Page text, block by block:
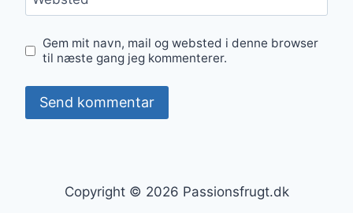
Gem mit navn, mail og websted i denne browser
til næste gang jeg kommenterer.
Copyright © 2026 Passionsfrugt.dk